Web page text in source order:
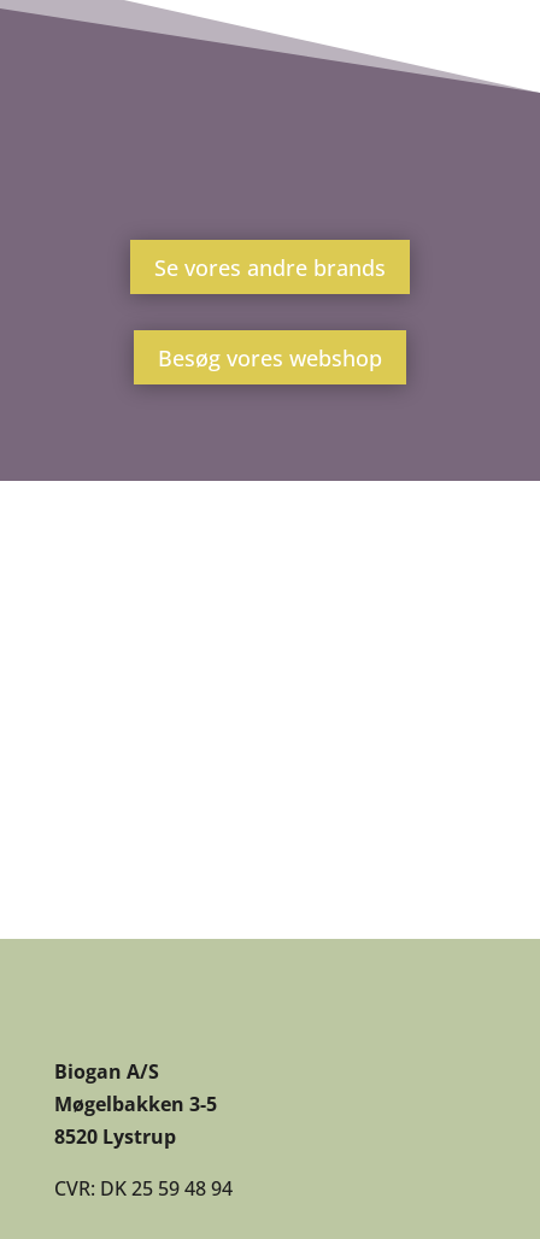
Se vores andre brands
Besøg vores webshop
Biogan A/S
Møgelbakken 3-5
8520 Lystrup
CVR: DK 25 59 48 94